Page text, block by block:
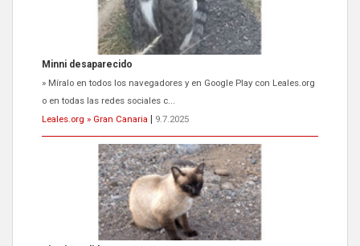
Siami Perdida
Se llama Siami,es hembra de 4 años,esterilizada con marca de
oreja,cariñosa,mimosa pero miedosa,e...
Leales.org » Gran Canaria | 9.7.2025